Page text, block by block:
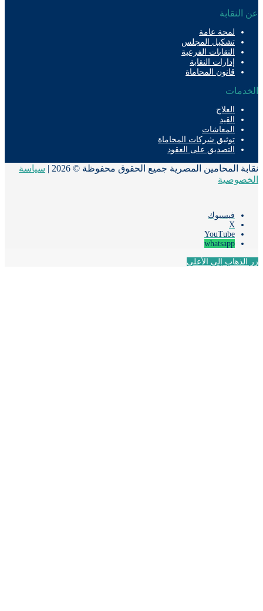
لمحة عامة
تشكيل المجلس
النقابات الفرعية
إدارات النقابة
قانون المحاماة
العلاج
القيد
المعاشات
توثيق شركات المحاماة
التصديق على العقود
المحامين المصرية جميع الحقوق محفوظة © 2026 |
سياسة
فيسبوك
‫YouTube
whatsapp
إلى الأعلى